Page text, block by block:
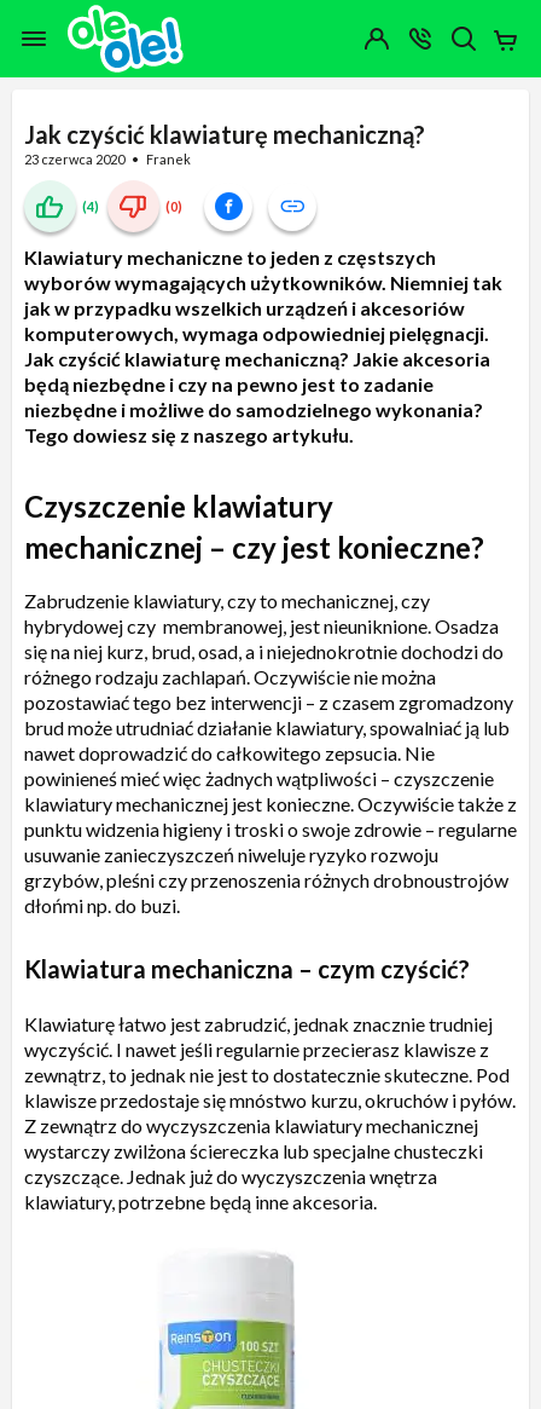
Przejdź do zawartości strony
Przejdź do wyszukiwarki
Przejdź do kategorii
Przejdź do stopki
OTWÓRZ
MENU
Moje
Konto
(0)
Jak czyścić klawiaturę mechaniczną?
23 czerwca 2020 Franek
(4) (0)
Klawiatury mechaniczne to jeden z częstszych
wyborów wymagających użytkowników. Niemniej tak
jak w przypadku wszelkich urządzeń i akcesoriów
komputerowych, wymaga odpowiedniej pielęgnacji.
Jak czyścić klawiaturę mechaniczną? Jakie akcesoria
będą niezbędne i czy na pewno jest to zadanie
niezbędne i możliwe do samodzielnego wykonania?
Tego dowiesz się z naszego artykułu.
Czyszczenie klawiatury
mechanicznej – czy jest konieczne?
Zabrudzenie klawiatury, czy to mechanicznej, czy
hybrydowej czy membranowej, jest nieuniknione. Osadza
się na niej kurz, brud, osad, a i niejednokrotnie dochodzi do
różnego rodzaju zachlapań. Oczywiście nie można
pozostawiać tego bez interwencji – z czasem zgromadzony
brud może utrudniać działanie klawiatury, spowalniać ją lub
nawet doprowadzić do całkowitego zepsucia. Nie
powinieneś mieć więc żadnych wątpliwości – czyszczenie
klawiatury mechanicznej jest konieczne. Oczywiście także z
punktu widzenia higieny i troski o swoje zdrowie – regularne
usuwanie zanieczyszczeń niweluje ryzyko rozwoju
grzybów, pleśni czy przenoszenia różnych drobnoustrojów
dłońmi np. do buzi.
Klawiatura mechaniczna – czym czyścić?
Klawiaturę łatwo jest zabrudzić, jednak znacznie trudniej
wyczyścić. I nawet jeśli regularnie przecierasz klawisze z
zewnątrz, to jednak nie jest to dostatecznie skuteczne. Pod
klawisze przedostaje się mnóstwo kurzu, okruchów i pyłów.
Z zewnątrz do wyczyszczenia klawiatury mechanicznej
wystarczy zwilżona ściereczka lub specjalne chusteczki
czyszczące. Jednak już do wyczyszczenia wnętrza
klawiatury, potrzebne będą inne akcesoria.